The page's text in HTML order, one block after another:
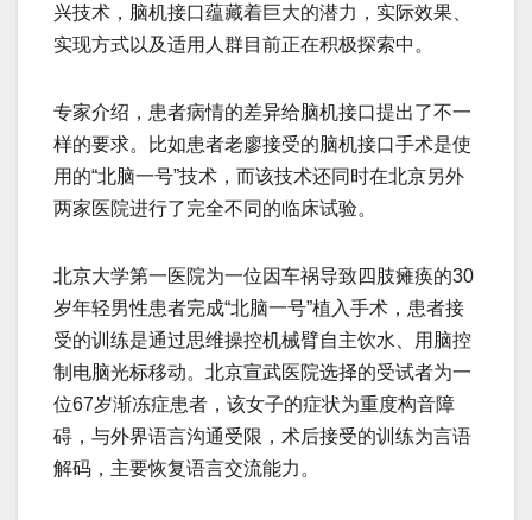
兴技术，脑机接口蕴藏着巨大的潜力，实际效果、
实现方式以及适用人群目前正在积极探索中。
专家介绍，患者病情的差异给脑机接口提出了不一
样的要求。比如患者老廖接受的脑机接口手术是使
用的“北脑一号”技术，而该技术还同时在北京另外
两家医院进行了完全不同的临床试验。
北京大学第一医院为一位因车祸导致四肢瘫痪的30
岁年轻男性患者完成“北脑一号”植入手术，患者接
受的训练是通过思维操控机械臂自主饮水、用脑控
制电脑光标移动。北京宣武医院选择的受试者为一
位67岁渐冻症患者，该女子的症状为重度构音障
碍，与外界语言沟通受限，术后接受的训练为言语
解码，主要恢复语言交流能力。